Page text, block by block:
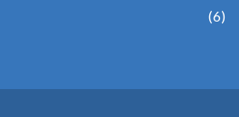
(6)